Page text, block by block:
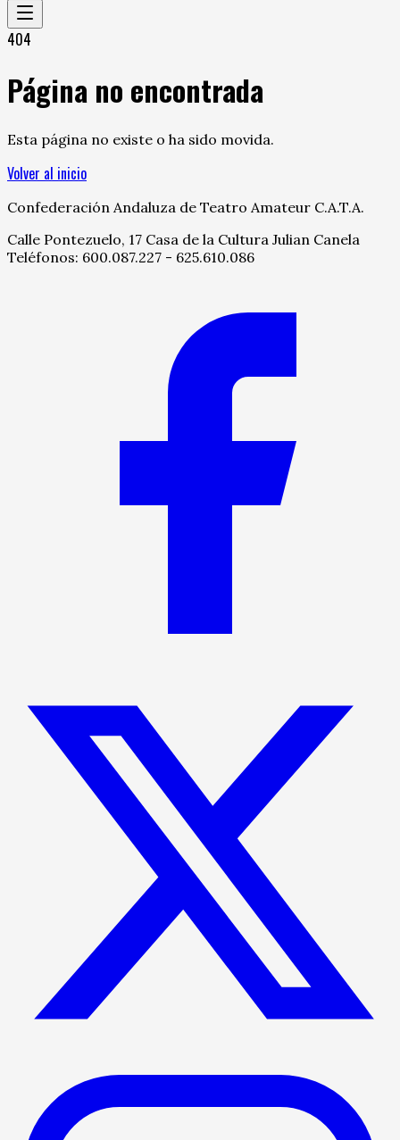
404
Página no encontrada
Esta página no existe o ha sido movida.
Volver al inicio
Confederación Andaluza de Teatro Amateur C.A.T.A.
Calle Pontezuelo, 17 Casa de la Cultura Julian Canela
Teléfonos: 600.087.227 - 625.610.086